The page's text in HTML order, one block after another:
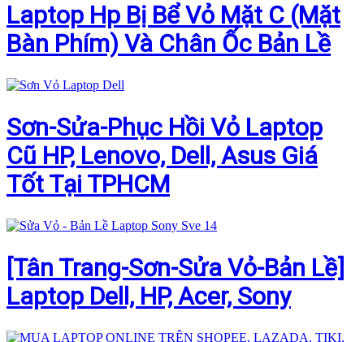
Laptop Hp Bị Bể Vỏ Mặt C (Mặt
Bàn Phím) Và Chân Ốc Bản Lề
Sơn-Sửa-Phục Hồi Vỏ Laptop
Cũ HP, Lenovo, Dell, Asus Giá
Tốt Tại TPHCM
[Tân Trang-Sơn-Sửa Vỏ-Bản Lề]
Laptop Dell, HP, Acer, Sony